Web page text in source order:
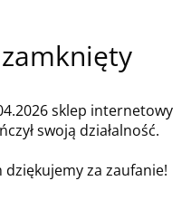
sklep internetowy
swoją działalność.
za zaufanie!